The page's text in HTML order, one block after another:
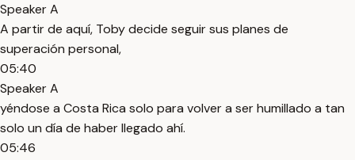
Speaker A
A partir de aquí, Toby decide seguir sus planes de
superación personal,
05:40
Speaker A
yéndose a Costa Rica solo para volver a ser humillado a tan
solo un día de haber llegado ahí.
05:46